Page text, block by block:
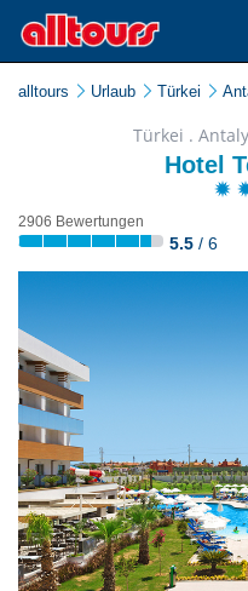
alltours Urlaub Türkei
Türkei .
Hotel
2906 Bewertungen
5.5 / 6